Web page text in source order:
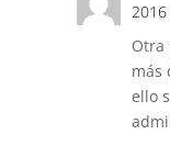
2016
Otra
más
ello